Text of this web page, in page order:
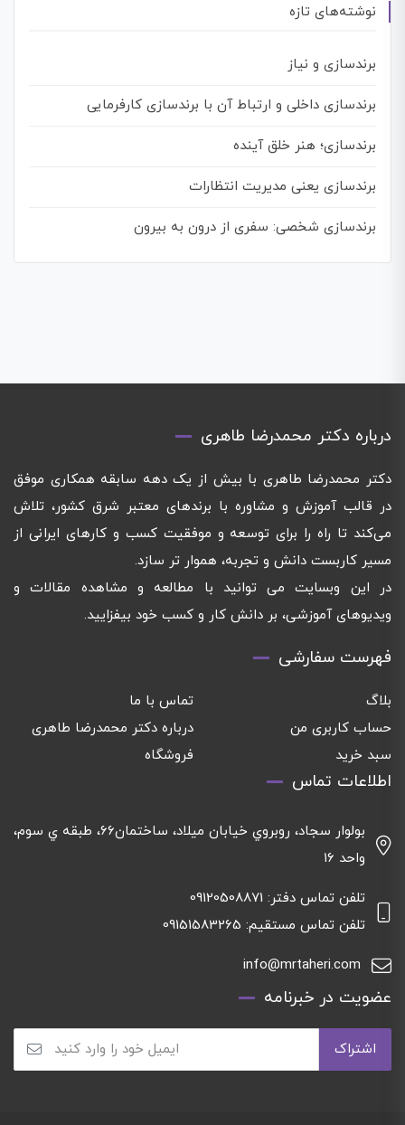
نوشته‌های تازه
برندسازی و نیاز
برندسازی داخلی و ارتباط آن با برندسازی کارفرمایی
برندسازی؛ هنر خلق آینده
برندسازی یعنی مدیریت انتظارات
برندسازی شخصی: سفری از درون به بیرون
درباره دکتر محمدرضا طاهری
دکتر محمدرضا طاهری با بیش از یک دهه سابقه همکاری موفق
در قالب آموزش و مشاوره با برندهای معتبر شرق کشور، تلاش
می‌کند تا راه را برای توسعه و موفقیت کسب و کارهای ایرانی از
مسیر کاربست دانش و تجربه، هموار تر سازد.
در این وبسایت می توانید با مطالعه و مشاهده مقالات و
ویدیوهای آموزشی، بر دانش کار و کسب خود بیفزایید.
فهرست سفارشی
بلاگ
تماس با ما
حساب کاربری من
درباره دکتر محمدرضا طاهری
سبد خرید
فروشگاه
اطلاعات تماس
بولوار سجاد، روبروي خيابان ميلاد، ساختمان٦٦، طبقه ي سوم،
واحد ١٦
تلفن تماس دفتر: 09120508871
تلفن تماس مستقیم: 09151583265
info@mrtaheri.com
عضویت در خبرنامه